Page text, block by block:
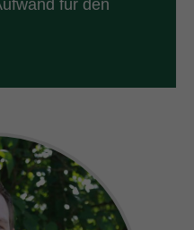
für den